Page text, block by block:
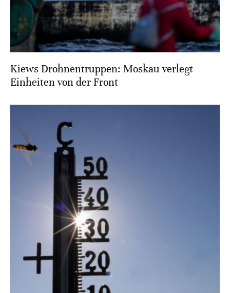
Kiews Drohnentruppen: Moskau verlegt
Einheiten von der Front